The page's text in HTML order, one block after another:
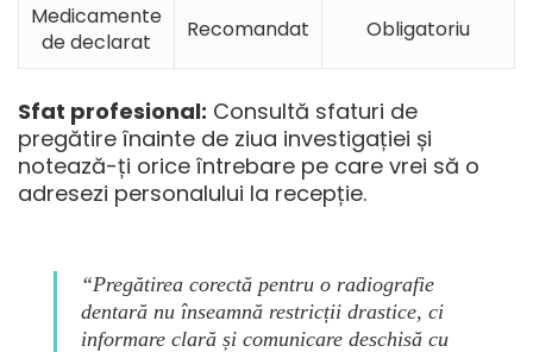
Medicamente
de declarat
Recomandat Obligatoriu
Sfat profesional: Consultă sfaturi de
pregătire înainte de ziua investigației și
notează-ți orice întrebare pe care vrei să o
adresezi personalului la recepție.
“Pregătirea corectă pentru o radiografie
dentară nu înseamnă restricții drastice, ci
informare clară și comunicare deschisă cu